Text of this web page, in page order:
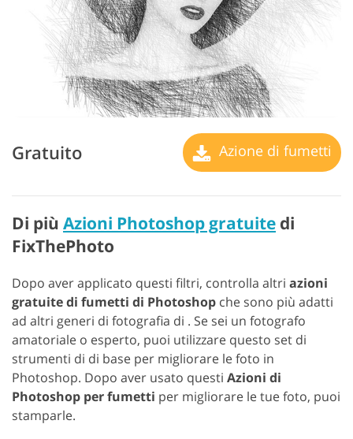
Gratuito Azione di fumetti
Di più Azioni Photoshop gratuite di
FixThePhoto
Dopo aver applicato questi filtri, controlla altri azioni
gratuite di fumetti di Photoshop che sono più adatti
ad altri generi di fotografia di . Se sei un fotografo
amatoriale o esperto, puoi utilizzare questo set di
strumenti di di base per migliorare le foto in
Photoshop. Dopo aver usato questi Azioni di
Photoshop per fumetti per migliorare le tue foto, puoi
stamparle.